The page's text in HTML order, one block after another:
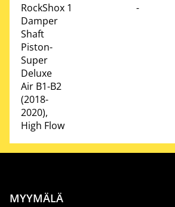
RockShox
Damper
Shaft
Piston-
Super
Deluxe
Air B1-B2
(2018-
2020),
High Flow
1 -
MYYMÄLÄ